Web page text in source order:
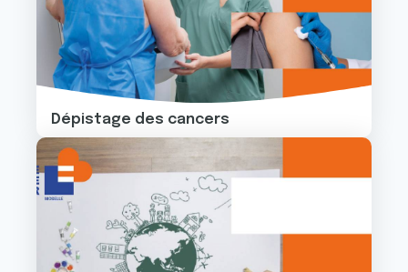
Dépistage des cancers
Image